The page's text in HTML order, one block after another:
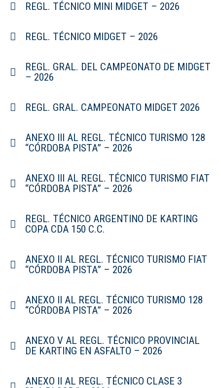
REGL. TÉCNICO MINI MIDGET – 2026
REGL. TÉCNICO MIDGET – 2026
REGL. GRAL. DEL CAMPEONATO DE MIDGET
– 2026
REGL. GRAL. CAMPEONATO MIDGET 2026
ANEXO III AL REGL. TÉCNICO TURISMO 128
“CÓRDOBA PISTA” – 2026
ANEXO III AL REGL. TÉCNICO TURISMO FIAT
“CÓRDOBA PISTA” – 2026
REGL. TÉCNICO ARGENTINO DE KARTING
COPA CDA 150 C.C.
ANEXO II AL REGL. TÉCNICO TURISMO FIAT
“CÓRDOBA PISTA” – 2026
ANEXO II AL REGL. TÉCNICO TURISMO 128
“CÓRDOBA PISTA” – 2026
ANEXO V AL REGL. TÉCNICO PROVINCIAL
DE KARTING EN ASFALTO – 2026
ANEXO II AL REGL. TÉCNICO CLASE 3